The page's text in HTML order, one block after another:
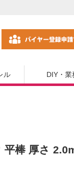
ル DIY・業
平棒 厚さ